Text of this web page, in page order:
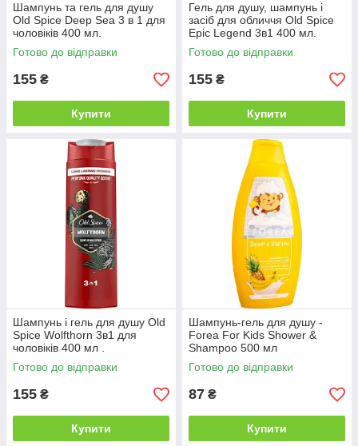
Шампунь та гель для душу
Old Spice Deep Sea 3 в 1 для
чоловіків 400 мл.
Готово до відправки
155 ₴
Купити
Гель для душу, шампунь і
засіб для обличчя Old Spice
Epic Legend 3в1 400 мл.
Готово до відправки
155 ₴
Купити
Шампунь і гель для душу Old
Spice Wolfthorn 3в1 для
чоловіків 400 мл .
Готово до відправки
155 ₴
Купити
Шампунь-гель для душу -
Forea For Kids Shower &
Shampoo 500 мл
Готово до відправки
87 ₴
Купити